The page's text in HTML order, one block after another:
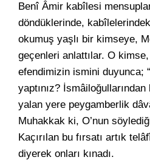
Benî Âmir kabîlesi
döndüklerinde,
okumuş yaşlı bir kimseye,
geçenleri anlattılar. O
efendimizin ismini duyunca;
yaptınız?
yalan yere peygamberlik
Muhakkak ki, O’nun
Kaçırılan bu fırsatı artık
diyerek onları kınadı.